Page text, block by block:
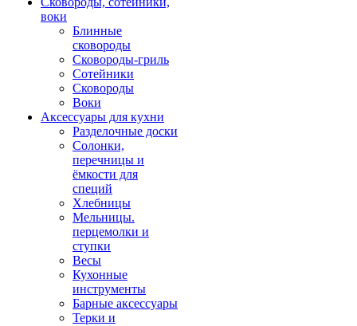
воки
Блинные
сковороды
Сковороды-гриль
Сотейники
Сковороды
Воки
Аксессуары для кухни
Разделочные доски
Солонки,
перечницы и
ёмкости для
специй
Хлебницы
Мельницы.
перцемолки и
ступки
Весы
Кухонные
инструменты
Барные аксессуары
Терки и